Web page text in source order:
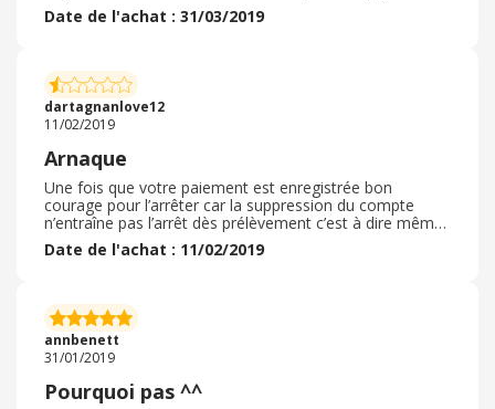
le prix de certain abonnements. Il faut prendre 6 mois
mais au final c'est TOP. Site reste correct, meme si les
sollicitations. Les femmes sont plus que exigeantes en
fait. Le site reste accecible a l'issue de l'offre et on ne
manque pas de vous sollicité a l'issue, un peu casse
bombom ...
Date de l'achat : 31/03/2019
dartagnanlove12
11/02/2019
Arnaque
Une fois que votre paiement est enregistrée bon
courage pour l’arrêter car la suppression du compte
n’entraîne pas l’arrêt dès prélèvement c’est à dire même
si vous n’êtes plus inscrit on vous prélève encore service
client qui répond à 1 mail sur 4 une honte et refuse de
possible mais si il admette que le profil est supprimé et
n’existe plus cela ne les dérange pas de prélever même
si inactif.
Date de l'achat : 11/02/2019
annbenett
31/01/2019
Pourquoi pas ^^